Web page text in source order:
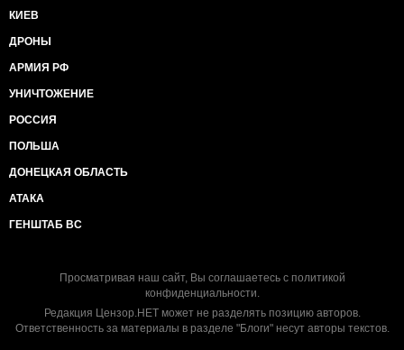
КИЕВ
ДРОНЫ
АРМИЯ РФ
УНИЧТОЖЕНИЕ
РОССИЯ
ПОЛЬША
ДОНЕЦКАЯ ОБЛАСТЬ
АТАКА
ГЕНШТАБ ВС
Просматривая наш сайт, Вы соглашаетесь с политикой
конфиденциальности.
Редакция Цензор.НЕТ может не разделять позицию авторов.
Ответственность за материалы в разделе "Блоги" несут авторы текстов.